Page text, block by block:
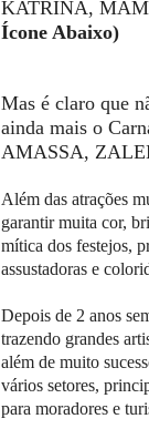
KATRINA,
Ícone Abaixo)
Mas é claro que
ainda mais o
AMASSA,
Além das atrações
garantir muita cor,
mítica dos festejos,
assustadoras e
Depois de 2 anos
trazendo grandes
além de muito
vários setores,
para moradores e